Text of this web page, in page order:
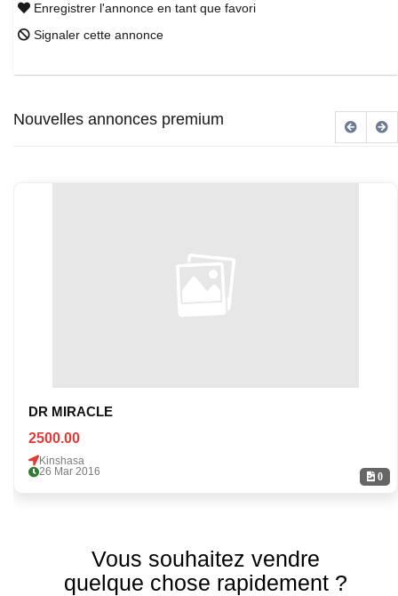
Enregistrer l'annonce en tant que favori
Signaler cette annonce
Nouvelles annonces premium
0
DR MIRACLE
2500.00
Kinshasa
26 Mar 2016
Vous souhaitez vendre
quelque chose rapidement ?